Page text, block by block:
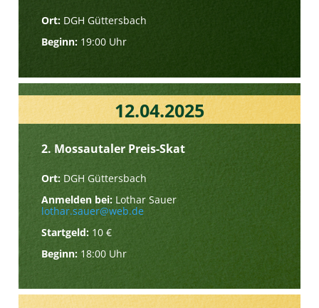
Ort: DGH Güttersbach
Beginn: 19:00 Uhr
12.04.2025
2. Mossautaler Preis-Skat
Ort: DGH Güttersbach
Anmelden bei: Lothar Sauer
lothar.sauer@web.de
Startgeld: 10 €
Beginn: 18:00 Uhr